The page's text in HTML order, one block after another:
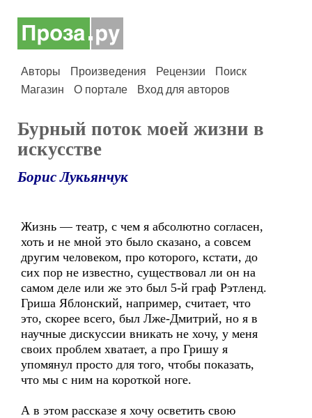
Авторы Произведения Рецензии
Поиск
Магазин
О портале Вход для авторов
Бурный поток моей жизни в
искусстве
Борис Лукьянчук
Жизнь — театр, с чем я абсолютно согласен,
хоть и не мной это было сказано, а совсем
другим человеком, про которого, кстати, до
сих пор не известно, существовал ли он на
самом деле или же это был 5-й граф Рэтленд.
Гриша Яблонский, например, считает, что
это, скорее всего, был Лже-Дмитрий, но я в
научные дискуссии вникать не хочу, у меня
своих проблем хватает, а про Гришу я
упомянул просто для того, чтобы показать,
что мы с ним на короткой ноге.
А в этом рассказе я хочу осветить свою